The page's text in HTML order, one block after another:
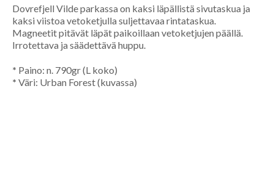
Dovrefjell Vilde parkassa on kaksi läpällistä sivutaskua ja
kaksi viistoa vetoketjulla suljettavaa rintataskua.
Magneetit pitävät läpät paikoillaan vetoketjujen päällä.
Irrotettava ja säädettävä huppu.
* Paino: n. 790gr (L koko)
* Väri: Urban Forest (kuvassa)